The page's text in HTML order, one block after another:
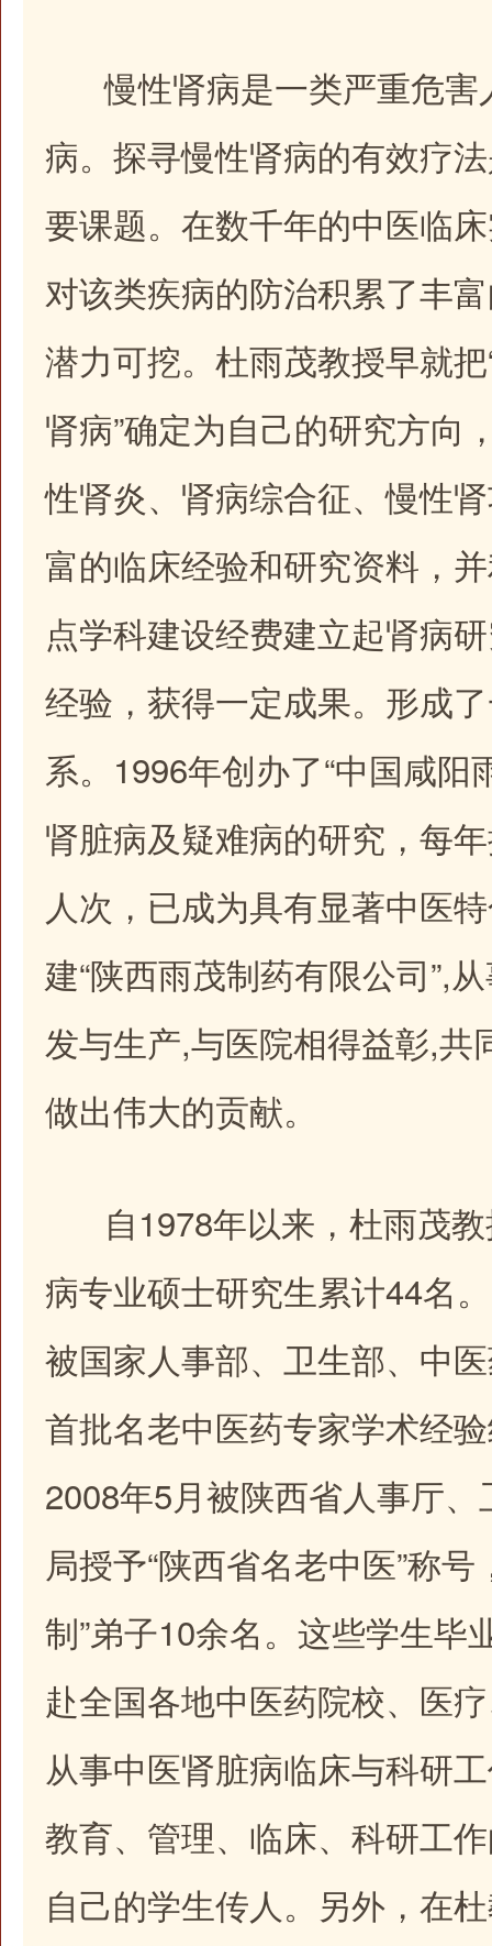
慢性肾病是一类严重危害
病。探寻慢性肾病的有效疗
要课题。在数千年的中医临
对该类疾病的防治积累了丰
潜力可挖。杜雨茂教授早就
肾病”确定为自己的研究方向
性肾炎、肾病综合征、慢性
富的临床经验和研究资料，
点学科建设经费建立起肾病
经验，获得一定成果。形成
系。1996年创办了“中国咸阳
肾脏病及疑难病的研究，每
人次，已成为具有显著中医
建“陕西雨茂制药有限公司”,
发与生产,与医院相得益彰,共
做出伟大的贡献。
自1978年以来，杜雨茂教
病专业硕士研究生累计44名
被国家人事部、卫生部、中
首批名老中医药专家学术经
2008年5月被陕西省人事厅
局授予“陕西省名老中医”称
制”弟子10余名。这些学生毕
赴全国各地中医药院校、医
从事中医肾脏病临床与科研
教育、管理、临床、科研工
自己的学生传人。另外，在